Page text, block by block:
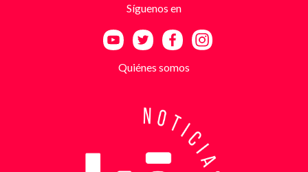
a las amenazas. Las exigencias económicas variaban
entre uno y cinco millones de pesos, dependiendo de
la supuesta “capacidad de pago” de cada víctima. A
antiextorsión que se extendió por varios sectores
investigadores revisaron más de 200 cámaras de
seguridad públicas y privadas, además de analizar
cerca de 300 horas de grabaciones, con el objetivo
de reconstruir los movimientos de los sospechosos
y establecer patrones de comportamiento. Ese
Síguenos en
Quiénes somos